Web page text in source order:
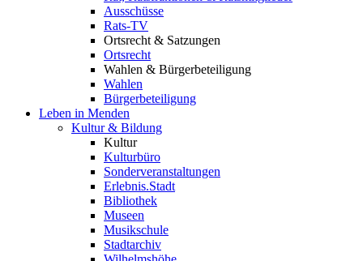
Ausschüsse
Rats-TV
Ortsrecht & Satzungen
Ortsrecht
Wahlen & Bürgerbeteiligung
Wahlen
Bürgerbeteiligung
Leben in Menden
Kultur & Bildung
Kultur
Kulturbüro
Sonderveranstaltungen
Erlebnis.Stadt
Bibliothek
Museen
Musikschule
Stadtarchiv